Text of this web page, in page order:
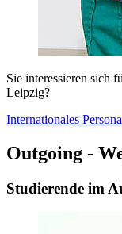
Sie interessieren sich
Leipzig?
Internationales
Outgoing -
Studierende im